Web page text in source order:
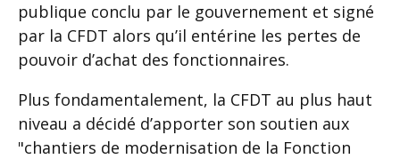
publique conclu par le gouvernement et signé
par la CFDT alors qu’il entérine les pertes de
pouvoir d’achat des fonctionnaires.
Plus fondamentalement, la CFDT au plus haut
niveau a décidé d’apporter son soutien aux
"chantiers de modernisation de la Fonction